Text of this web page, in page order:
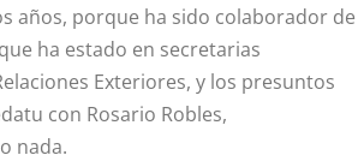
años, porque ha sido colaborador de
ha estado en secretarias
Exteriores, y los presuntos
con Rosario Robles,
nada.